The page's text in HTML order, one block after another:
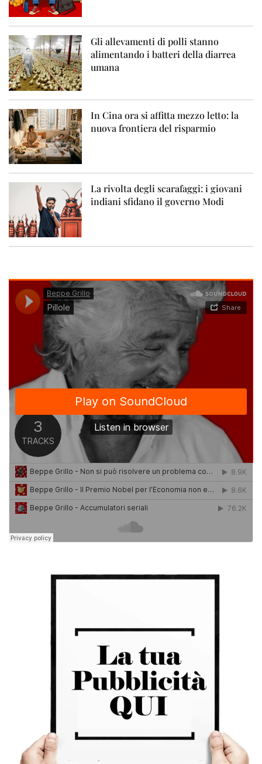
Gli allevamenti di polli stanno
alimentando i batteri della diarrea
umana
In Cina ora si affitta mezzo letto: la
nuova frontiera del risparmio
La rivolta degli scarafaggi: i giovani
indiani sfidano il governo Modi